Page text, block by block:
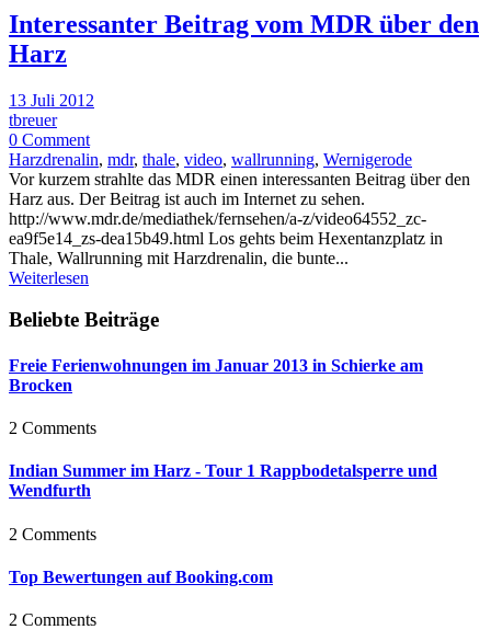
Interessanter Beitrag vom MDR über den
Harz
13 Juli 2012
tbreuer
0 Comment
Harzdrenalin, mdr, thale, video, wallrunning, Wernigerode
Vor kurzem strahlte das MDR einen interessanten Beitrag über den
Harz aus. Der Beitrag ist auch im Internet zu sehen.
http://www.mdr.de/mediathek/fernsehen/a-z/video64552_zc-
ea9f5e14_zs-dea15b49.html Los gehts beim Hexentanzplatz in
Thale, Wallrunning mit Harzdrenalin, die bunte...
Weiterlesen
Beliebte Beiträge
Freie Ferienwohnungen im Januar 2013 in Schierke am
Brocken
2 Comments
Indian Summer im Harz - Tour 1 Rappbodetalsperre und
Wendfurth
2 Comments
Top Bewertungen auf Booking.com
2 Comments